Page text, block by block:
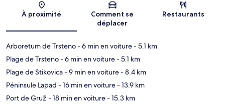
Carte
À proximité
Comment se
déplacer
Restaurants
Arboretum de Trsteno- 6 min en voiture- 5.1 km
Plage de Trsteno- 6 min en voiture- 5.1 km
Plage de Stikovica- 9 min en voiture- 8.4 km
Péninsule Lapad - 16 min en voiture- 13.9 km
Port de Gruž - 18 min en voiture- 15.3 km